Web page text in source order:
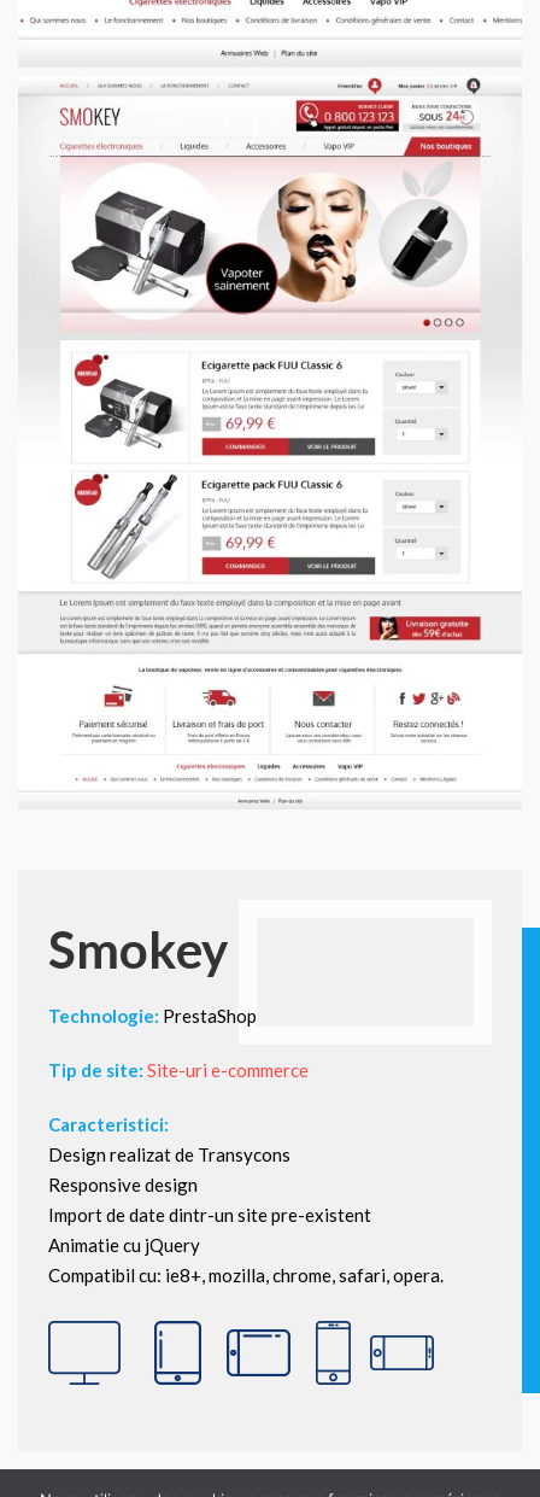
Smokey
Technologie: PrestaShop
Tip de site: Site-uri e-commerce
Caracteristici:
Design realizat de Transycons
Responsive design
Import de date dintr-un site pre-existent
Animatie cu jQuery
Compatibil cu: ie8+, mozilla, chrome, safari, opera.